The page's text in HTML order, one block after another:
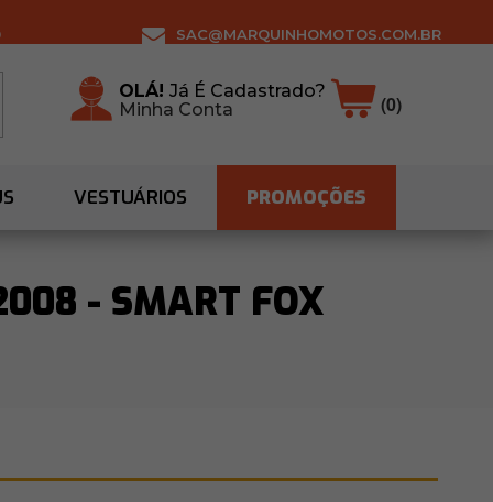
SAC@MARQUINHOMOTOS.COM.BR
OLÁ!Já É Cadastrado?
Minha Conta
(0)
VESTUÁRIOS PROMOÇÕES
- SMART FOX